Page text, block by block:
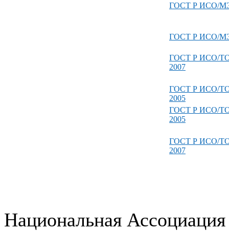
ГОСТ Р ИСО/
ГОСТ Р ИСО/
ГОСТ Р ИСО/ТО
2007
ГОСТ Р ИСО/ТО
2005
ГОСТ Р ИСО/ТО
2005
ГОСТ Р ИСО/ТО
2007
Национальная